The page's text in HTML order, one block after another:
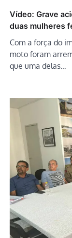
Vídeo: Grave
duas mulheres
Com a força do
moto foram
que uma delas…